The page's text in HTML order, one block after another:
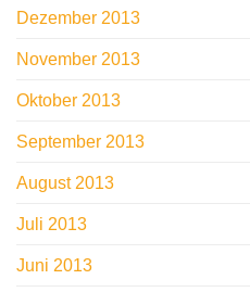
Dezember 2013
November 2013
Oktober 2013
September 2013
August 2013
Juli 2013
Juni 2013